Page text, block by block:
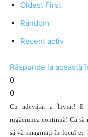
Oldest First
Random
Recent activ
Răspunde la această
0
0
Cu adevărat a Înviat! E
rugăciunea continuă! Ca
să vă imaginați în locul ei.